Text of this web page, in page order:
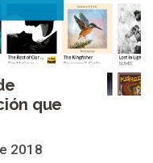
que
2018